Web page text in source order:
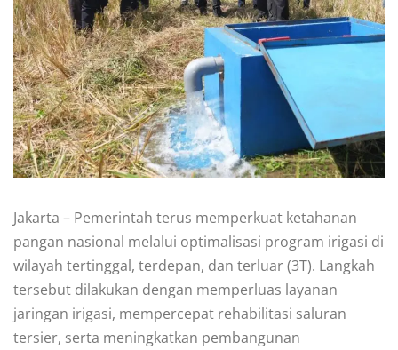
Jakarta – Pemerintah terus memperkuat ketahanan
pangan nasional melalui optimalisasi program irigasi di
wilayah tertinggal, terdepan, dan terluar (3T). Langkah
tersebut dilakukan dengan memperluas layanan
jaringan irigasi, mempercepat rehabilitasi saluran
tersier, serta meningkatkan pembangunan